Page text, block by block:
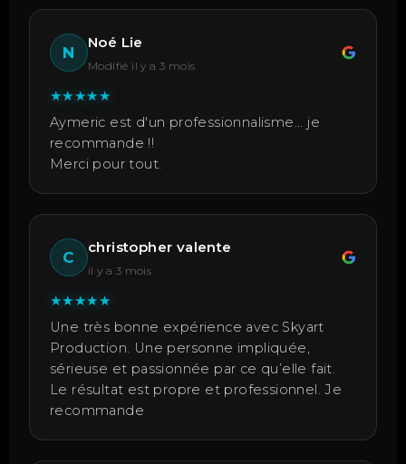
N
Noé Lie
Modifié il y a 3 mois
★★★★★
Aymeric est d'un professionnalisme... je
recommande !!
Merci pour tout.
C
christopher valente
il y a 3 mois
★★★★★
Une très bonne expérience avec Skyart
Production. Une personne impliquée,
sérieuse et passionnée par ce qu’elle fait.
Le résultat est propre et professionnel. Je
recommande